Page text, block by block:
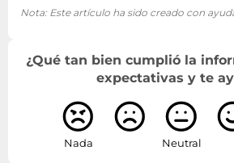
Nota: Este artículo ha sido creado con
¿Qué tan bien cumplió la
expectativas y te
Nada Neutral